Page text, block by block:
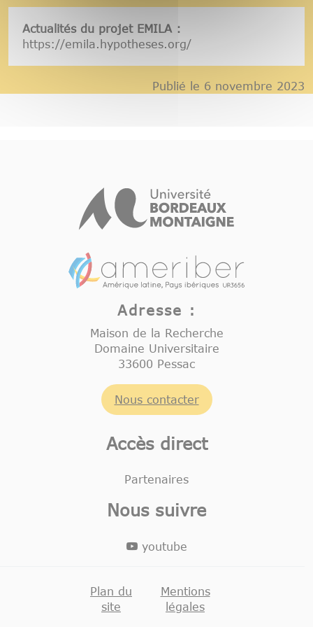
Actualités du projet EMILA :
https://emila.hypotheses.org/
Publié le 6 novembre 2023
Adresse :
Maison de la Recherche
Domaine Universitaire
33600 Pessac
Nous contacter
Accès direct
Partenaires
Nous suivre
youtube
Plan du
site
Mentions
légales